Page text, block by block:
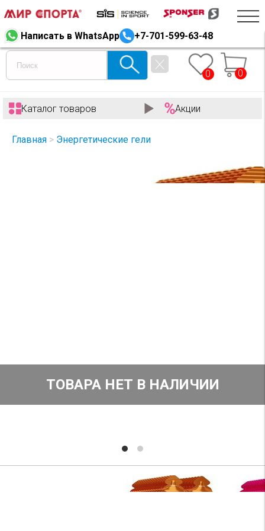
Написать в WhatsApp +7-701-599-63-48
0 0
Каталог товаров Акции
Главная > Энергетические гели
ТОВАРА НЕТ В НАЛИЧИИ